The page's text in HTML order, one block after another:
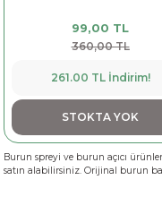
99,00 TL
360,00 TL
261.00 TL İndirim!
STOKTA YOK
Burun spreyi ve burun açıcı
satın alabilirsiniz. Orijinal burun